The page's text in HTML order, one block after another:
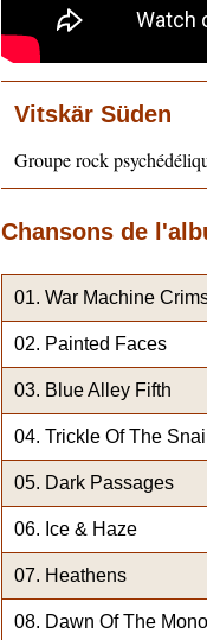
Vitskär Süden
Groupe rock
Chansons de
War Machine
Painted Faces
Blue Alley Fifth
Trickle Of The Snail
Dark Passages
Ice & Haze
Heathens
Dawn Of The